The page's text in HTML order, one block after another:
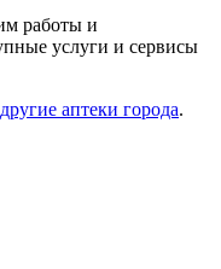
работы и
услуги и сервисы
другие аптеки города.